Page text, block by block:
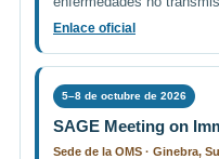
Enlace oficial
5–8 de octubre de 2026
SAGE Meeting on
Sede de la OMS · Ginebra,